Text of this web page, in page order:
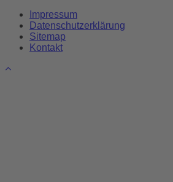
Impressum
Datenschutzerklärung
Sitemap
Kontakt